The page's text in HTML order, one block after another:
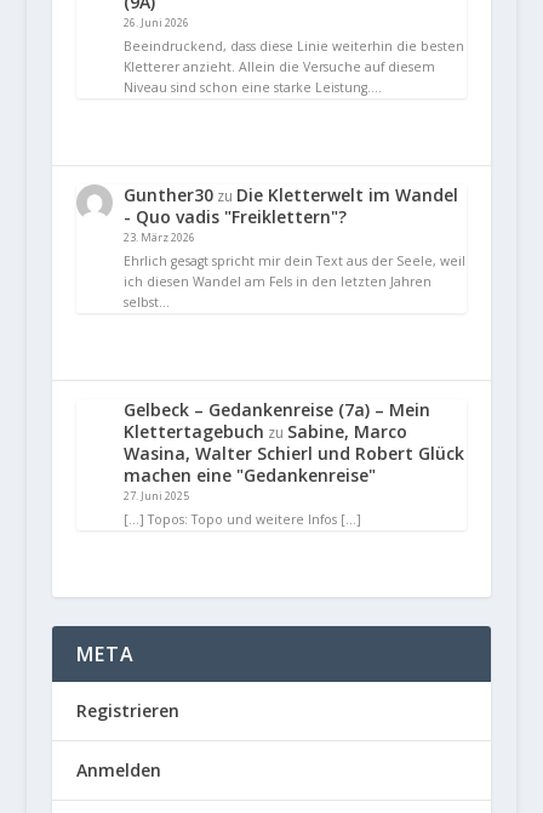
26. Juni 2026
Beeindruckend, dass diese Linie weiterhin die besten
Kletterer anzieht. Allein die Versuche auf diesem
Niveau sind schon eine starke Leistung.…
Gunther30zu Die Kletterwelt im Wandel
- Quo vadis "Freiklettern"?
23. März 2026
Ehrlich gesagt spricht mir dein Text aus der Seele, weil
ich diesen Wandel am Fels in den letzten Jahren
selbst…
Gelbeck – Gedankenreise (7a) – Mein
Klettertagebuch zu Sabine, Marco
Wasina, Walter Schierl und Robert Glück
machen eine "Gedankenreise"
27. Juni 2025
[…] Topos: Topo und weitere Infos […]
META
Registrieren
Anmelden